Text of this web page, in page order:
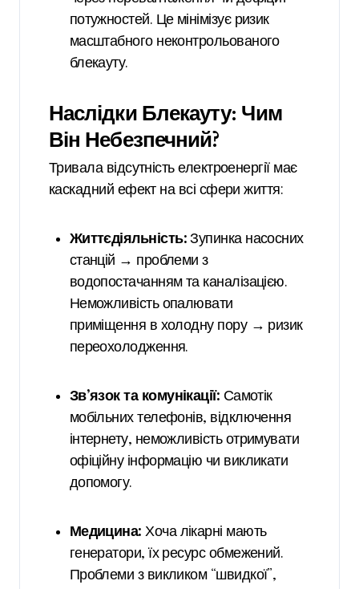
потужностей. Це мінімізує ризик
масштабного неконтрольованого
блекауту.
Наслідки Блекауту: Чим
Він Небезпечний?
Тривала відсутність електроенергії має
каскадний ефект на всі сфери життя:
Життєдіяльність:Зупинка насосних
станцій → проблеми з
водопостачанням та каналізацією.
Неможливість опалювати
приміщення в холодну пору → ризик
переохолодження.
Зв’язок та комунікації: Самотік
мобільних телефонів, відключення
інтернету, неможливість отримувати
офіційну інформацію чи викликати
допомогу.
Медицина: Хоча лікарні мають
генератори, їх ресурс обмежений.
Проблеми з викликом “швидкої”,